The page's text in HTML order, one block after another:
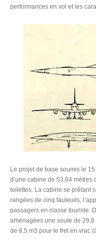
performances en vol et les
Le projet de base soumis le
d’une cabine de 53,64
toilettes. La cabine se prêtant
rangées de cinq fauteuils,
passagers en classe touriste.
aménagées une soute de 29,8
de 8,5 m3 pour le fret en vrac